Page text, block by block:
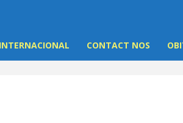
INTERNACIONAL CONTACT NOS